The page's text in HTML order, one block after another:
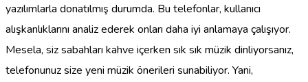
yazılımlarla donatılmış durumda. Bu telefonlar, kullanıcı
alışkanlıklarını analiz ederek onları daha iyi anlamaya çalışıyor.
Mesela, siz sabahları kahve içerken sık sık müzik dinliyorsanız,
telefonunuz size yeni müzik önerileri sunabiliyor. Yani,